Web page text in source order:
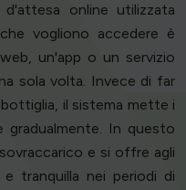
online utilizzata
vogliono accedere è
un'app o un servizio
sola volta. Invece di far
il sistema mette i
In questo
e si offre agli
tranquilla nei periodi di